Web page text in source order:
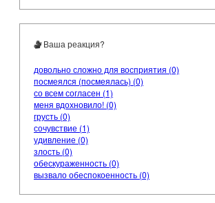
Ваша реакция?
довольно сложно для восприятия (0)
посмеялся (посмеялась) (0)
со всем согласен (1)
меня вдохновило! (0)
грусть (0)
сочувствие (1)
удивление (0)
злость (0)
обескураженность (0)
вызвало обеспокоенность (0)